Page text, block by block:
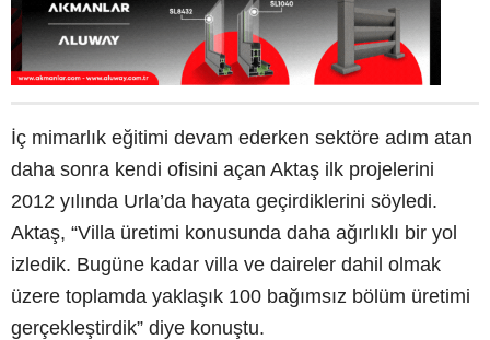
İç mimarlık eğitimi devam ederken sektöre adım atan
daha sonra kendi ofisini açan Aktaş ilk projelerini
2012 yılında Urla’da hayata geçirdiklerini söyledi.
Aktaş, “Villa üretimi konusunda daha ağırlıklı bir yol
izledik. Bugüne kadar villa ve daireler dahil olmak
üzere toplamda yaklaşık 100 bağımsız bölüm üretimi
gerçekleştirdik” diye konuştu.